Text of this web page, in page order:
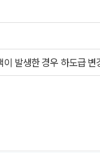
발생한 경우 하도급 변